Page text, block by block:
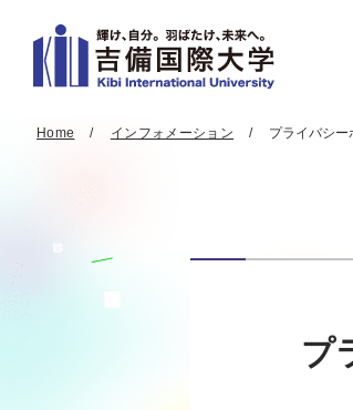
Home インフォメーション プライバシー
プ